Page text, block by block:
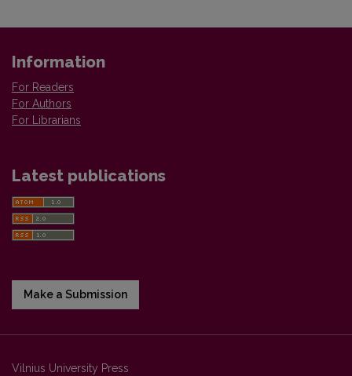
Information
For Readers
For Authors
For Librarians
Latest publications
Make a Submission
Vilnius University Press